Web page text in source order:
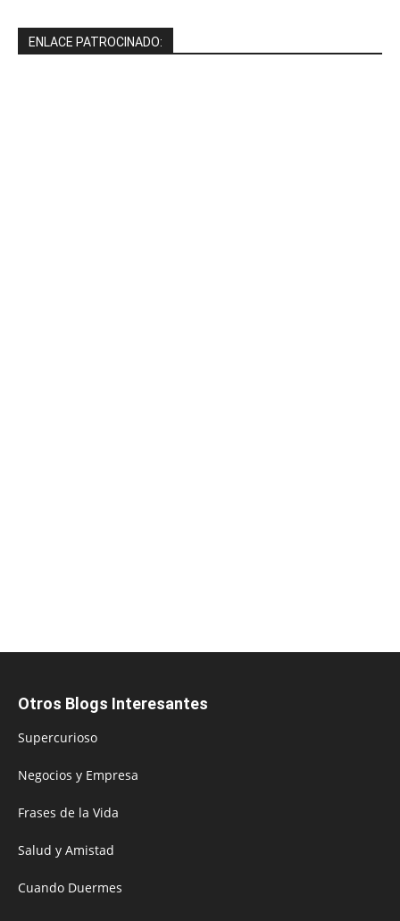
ENLACE PATROCINADO:
Otros Blogs Interesantes
Supercurioso
Negocios y Empresa
Frases de la Vida
Salud y Amistad
Cuando Duermes